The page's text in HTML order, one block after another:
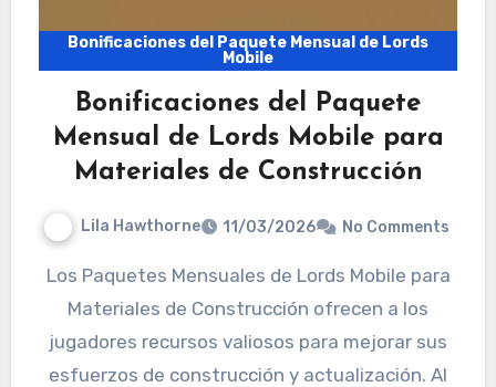
Bonificaciones del Paquete Mensual de Lords
Mobile
Bonificaciones del Paquete
Mensual de Lords Mobile para
Materiales de Construcción
Lila Hawthorne 11/03/2026 No Comments
Los Paquetes Mensuales de Lords Mobile para
Materiales de Construcción ofrecen a los
jugadores recursos valiosos para mejorar sus
esfuerzos de construcción y actualización. Al